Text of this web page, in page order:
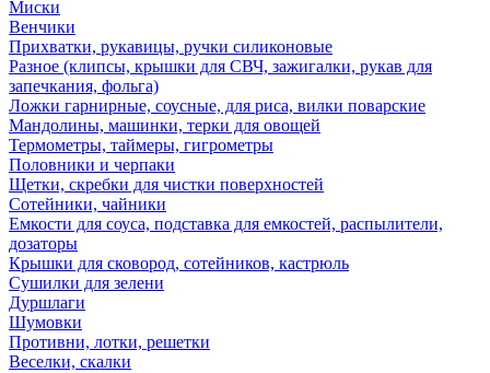
Миски
Венчики
Прихватки, рукавицы, ручки силиконовые
Разное (клипсы, крышки для СВЧ, зажигалки, рукав для
запечкания, фольга)
Ложки гарнирные, соусные, для риса, вилки поварские
Мандолины, машинки, терки для овощей
Термометры, таймеры, гигрометры
Половники и черпаки
Щетки, скребки для чистки поверхностей
Сотейники, чайники
Емкости для соуса, подставка для емкостей, распылители,
дозаторы
Крышки для сковород, сотейников, кастрюль
Сушилки для зелени
Дуршлаги
Шумовки
Противни, лотки, решетки
Веселки, скалки